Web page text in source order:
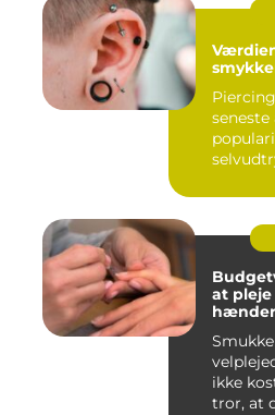
at
hænder
ikke
tror, at